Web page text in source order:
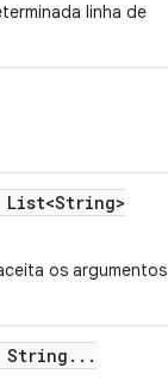
linha de
List<String>
os argumentos
String . . .